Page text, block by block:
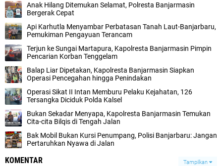
Anak Hilang Ditemukan Selamat, Polresta Banjarmasin
Bergerak Cepat
Api Karhutla Menyambar Perbatasan Tanah Laut-Banjarbaru,
Pemukiman Pengayuan Terancam
Terjun ke Sungai Martapura, Kapolresta Banjarmasin Pimpin
Pencarian Korban Tenggelam
Balap Liar Dipetakan, Kapolresta Banjarmasin Siapkan
Operasi Pencegahan hingga Penindakan
Operasi Sikat II Intan Memburu Pelaku Kejahatan, 126
Tersangka Diciduk Polda Kalsel
Bukan Sekadar Menyapa, Kapolresta Banjarmasin Temukan
Cita-cita Bilqis di Tengah Jalan
Bak Mobil Bukan Kursi Penumpang, Polisi Banjarbaru: Jangan
Pertaruhkan Nyawa di Jalan
KOMENTAR Tampilkan